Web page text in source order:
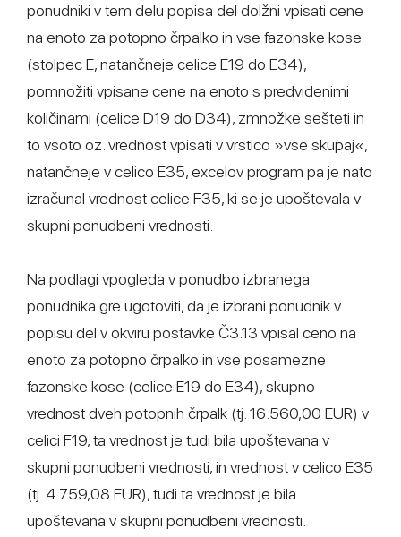
ponudniki v tem delu popisa del dolžni vpisati cene
na enoto za potopno črpalko in vse fazonske kose
(stolpec E, natančneje celice E19 do E34),
pomnožiti vpisane cene na enoto s predvidenimi
količinami (celice D19 do D34), zmnožke sešteti in
to vsoto oz. vrednost vpisati v vrstico »vse skupaj«,
natančneje v celico E35, excelov program pa je nato
izračunal vrednost celice F35, ki se je upoštevala v
skupni ponudbeni vrednosti.
Na podlagi vpogleda v ponudbo izbranega
ponudnika gre ugotoviti, da je izbrani ponudnik v
popisu del v okviru postavke Č3.13 vpisal ceno na
enoto za potopno črpalko in vse posamezne
fazonske kose (celice E19 do E34), skupno
vrednost dveh potopnih črpalk (tj. 16.560,00 EUR) v
celici F19, ta vrednost je tudi bila upoštevana v
skupni ponudbeni vrednosti, in vrednost v celico E35
(tj. 4.759,08 EUR), tudi ta vrednost je bila
upoštevana v skupni ponudbeni vrednosti.